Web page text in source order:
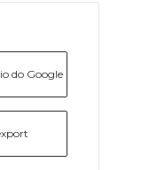
do Google